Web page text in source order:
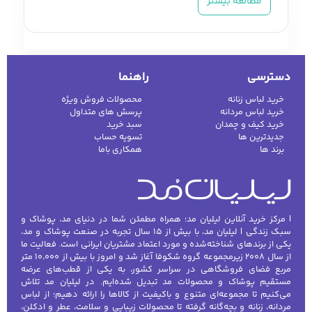
لباس زیر مردانه لباس راحتی مردانه
خانم است که علاوه بر ظاهر زیبا، باید راحتی و
سلامت پا را هم تضمین کند. خرید کفش زنانه
باکیفیت و متناسب با موقعیت، نه‌تنها استایل شما
را تکمیل می‌کند بلکه اعتمادبه‌نفس و راحتی در
بررسی انواع کفش زنانه و نکات مهم انتخاب آن
می‌پردازیم.
کفش زنانه مجلسی
کفش‌های مجلسی زنانه با طراحی‌های شیک و
متنوع مانند پاشنه‌بلند، صندل‌های براق یا
کفش‌های ظریف انتخابی مناسب برای مهمانی‌ها
و مجالس هستند. این مدل‌ها جلوه‌ای خاص به
استایل شبانه می‌دهند و معمولاً با لباس‌های
رسمی یا مجلسی ست می‌شوند.
دسترسی
خرید لباس زنانه
خرید لباس مردانه
خرید کیف و چمدان
جدیدترین ها
برند ها
راهنما
محصولات فروش ویژه
پرسش های متداول
سبد خرید
تسویه حساب
همکاری باما
| مرکز خرید آنلاین لیلیان مد؛ همراه مطمئن شما در دنیای مد، پوشاک و
سبک زندگی | لیلیان مد، با بیش از ۱۵ سال تجربه در صنعت پوشاک و مد،
یکی از برندهای شناخته‌شده و مورد اعتماد مشتریان ایرانی است. فعالیت ما
از سال ۲۰۰۸ زیرمجموعه گروه شکوفا آغاز شد و امروز با بیش از ۱۰٬۰۰۰ متر
مربع فضای فروشگاهی در سراسر کشور، به یکی از قطب‌های عرضه
مستقیم پوشاک و محصولات مد تبدیل شده‌ایم. در لیلیان مد تلاش
می‌کنیم تا مجموعه‌ای متنوع و باکیفیت از کالاها را ارائه دهیم؛ از لباس
مردانه، زنانه و بچه‌گانه گرفته تا محصولات زیبایی و سلامت، عطر و ادکلن،